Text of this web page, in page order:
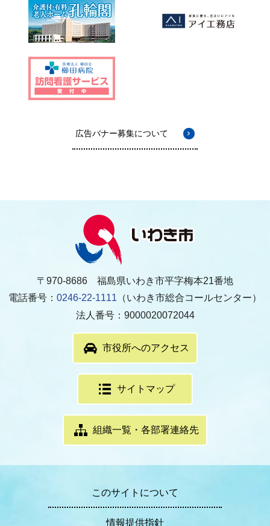
広告バナー募集について
〒970-8686 福島県いわき市平字梅本21番地
電話番号： 0246-22-1111 （いわき市総合コールセンター）
法人番号：9000020072044
市役所へのアクセス
サイトマップ
組織一覧・各部署連絡先
このサイトについて
情報提供指針